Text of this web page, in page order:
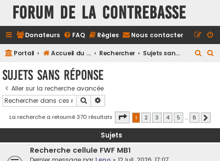
FORUM DE LA CONTREBASSE
Donateurs FAQ Règles Nous contacter
Portail Accueil du forum Rechercher Sujets sans réponse
c
h
r
c
h
Sujets sans réponse
Aller sur la recherche avancée
Rechercher
La recherche a retourné 370 résultats Page 1sur8
1 2 3 4 5 … 8
Sujets
Recherche cellule FWF MB1